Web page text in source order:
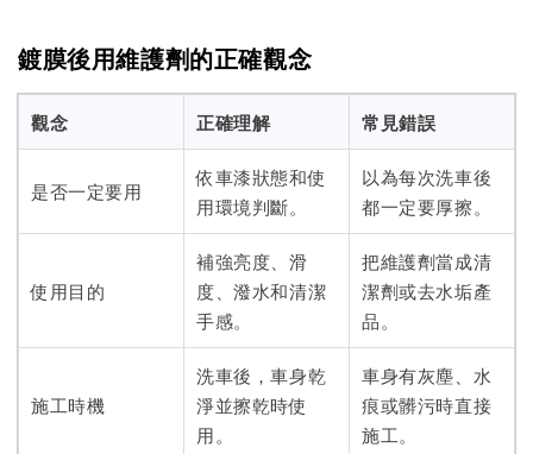
鍍膜後用維護劑的正確觀念
觀念 正確理解 常見錯誤
是否一定要用
依車漆狀態和使
用環境判斷。
以為每次洗車後
都一定要厚擦。
使用目的
補強亮度、滑
度、潑水和清潔
手感。
把維護劑當成清
潔劑或去水垢產
品。
施工時機
洗車後，車身乾
淨並擦乾時使
用。
車身有灰塵、水
痕或髒污時直接
施工。